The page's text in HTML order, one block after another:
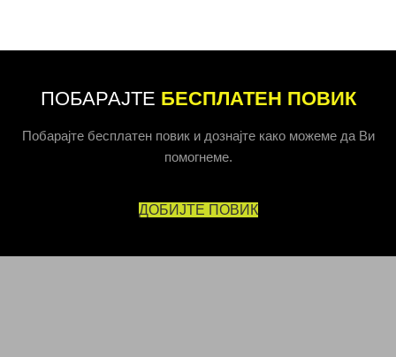
ПОБАРАЈТЕ БЕСПЛАТЕН ПОВИК
Побарајте бесплатен повик и дознајте како можеме да Ви
помогнеме.
ДОБИЈТЕ ПОВИК